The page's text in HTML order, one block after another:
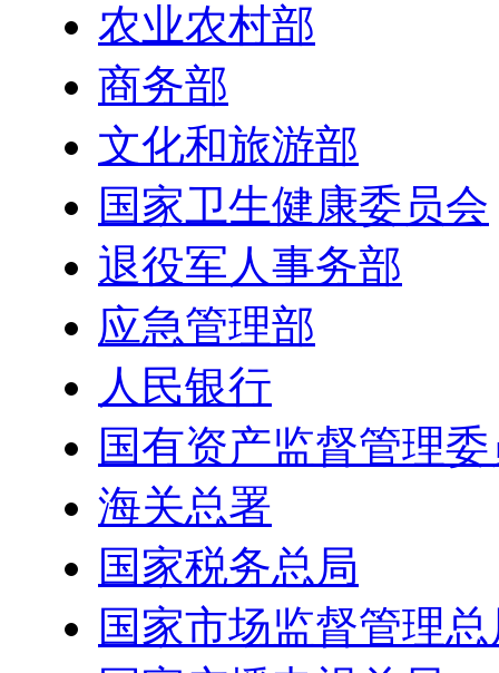
农业农村部
商务部
文化和旅游部
国家卫生健康委员会
退役军人事务部
应急管理部
人民银行
国有资产监督管理
海关总署
国家税务总局
国家市场监督管理